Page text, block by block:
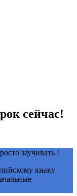
сейчас!
заучивать !
языку